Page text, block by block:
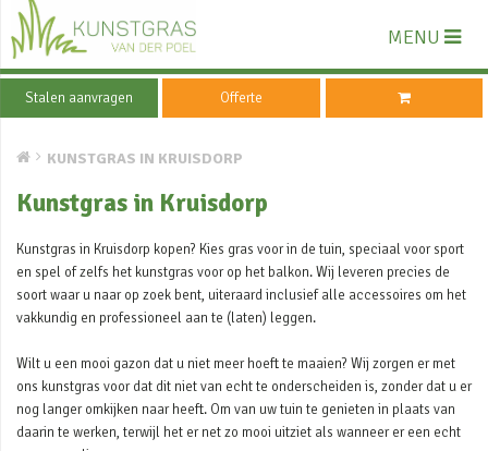
MENU
Stalen aanvragen Offerte
KUNSTGRAS IN KRUISDORP
Kunstgras in Kruisdorp
Kunstgras in Kruisdorp kopen? Kies gras voor in de tuin, speciaal voor sport
en spel of zelfs het kunstgras voor op het balkon. Wij leveren precies de
soort waar u naar op zoek bent, uiteraard inclusief alle accessoires om het
vakkundig en professioneel aan te (laten) leggen.
Wilt u een mooi gazon dat u niet meer hoeft te maaien? Wij zorgen er met
ons kunstgras voor dat dit niet van echt te onderscheiden is, zonder dat u er
nog langer omkijken naar heeft. Om van uw tuin te genieten in plaats van
daarin te werken, terwijl het er net zo mooi uitziet als wanneer er een echt